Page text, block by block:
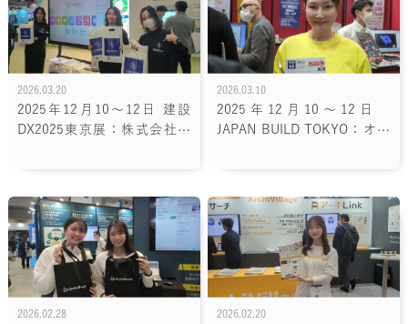
2026.03.20
2025年12月10～12日 建設
DX2025東京展：株式会社セ
2026.03.10
2025年12月10～12日
JAPAN BUILD TOKYO：オー
2026.02.28 2026.02.20